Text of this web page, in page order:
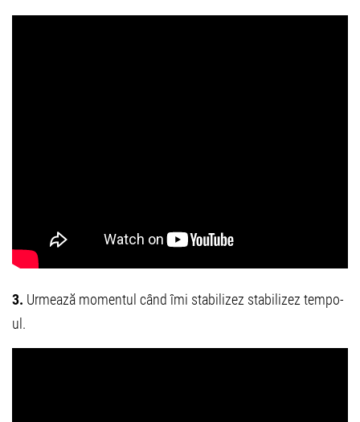
3. Urmează momentul când îmi stabilizez stabilizez tempo-
ul.